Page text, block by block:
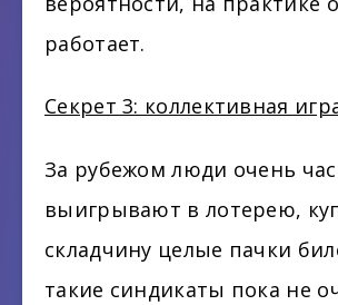
работает.
Секрет 3: коллективная
За рубежом люди очень
выигрывают в лотерею,
складчину целые пачки
такие синдикаты пока не